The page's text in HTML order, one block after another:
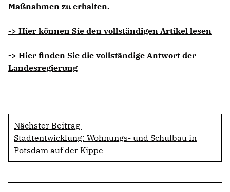
Maßnahmen zu erhalten.
-> Hier können Sie den vollständigen Artikel lesen
-> Hier finden Sie die vollständige Antwort der
Landesregierung
Nächster Beitrag
Stadtentwicklung: Wohnungs- und Schulbau in
Potsdam auf der Kippe